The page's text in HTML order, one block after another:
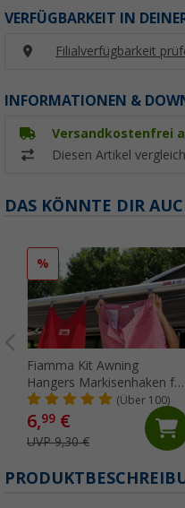
VERFÜGBARKEIT IN
Filialverfügbarkeit
INFORMATIONEN &
Versandkostenfrei
Diesen Artikel
DAS KÖNNTE DIR
%
Fiamma Kit Awning
Hangers Markisenhaken für
die Kederschiene(Über 100)
6,99 €
UVP 9,30 €